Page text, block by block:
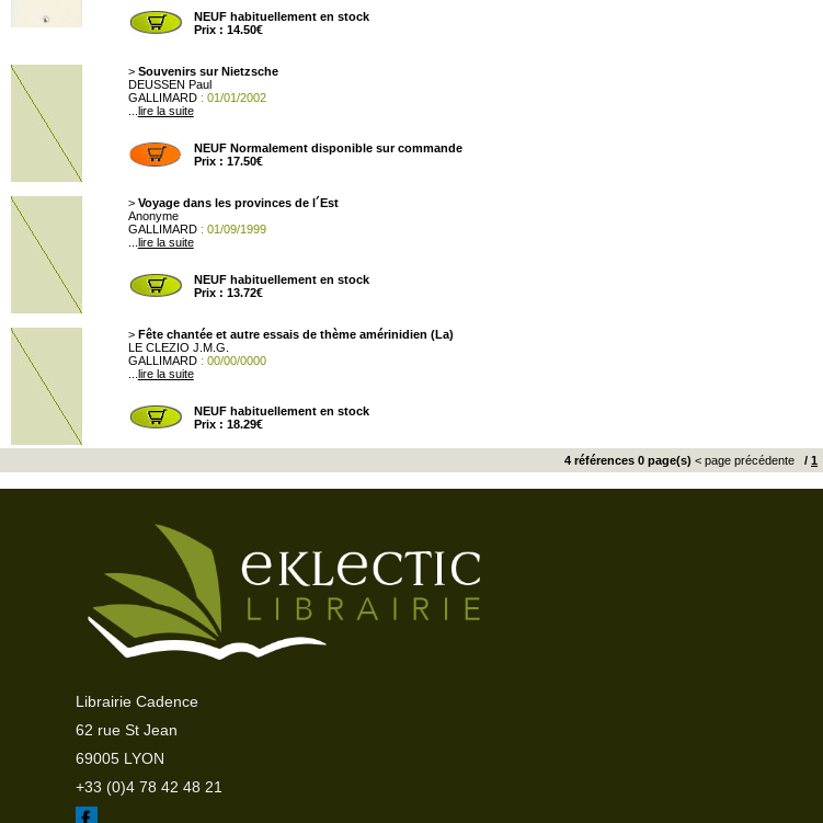
NEUF habituellement en stock
Prix : 14.50€
> Souvenirs sur Nietzsche
DEUSSEN Paul
GALLIMARD: 01/01/2002
lire la suite
NEUF Normalement disponible sur commande
Prix : 17.50€
> Voyage dans les provinces de l´Est
Anonyme
GALLIMARD: 01/09/1999
lire la suite
NEUF habituellement en stock
Prix : 13.72€
> Fête chantée et autre essais de thème amérinidien (La)
LE CLEZIO J.M.G.
GALLIMARD: 00/00/0000
lire la suite
NEUF habituellement en stock
Prix : 18.29€
4 références 0 page(s) < page précédente / 1
Librairie Cadence
62 rue St Jean
69005 LYON
+33 (0)4 78 42 48 21